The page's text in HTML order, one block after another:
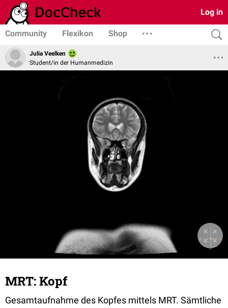
Log in
Community Flexikon Shop
Julia Veelken
Student/in der Humanmedizin
MRT: Kopf
Gesamtaufnahme des Kopfes mittels MRT. Sämtliche